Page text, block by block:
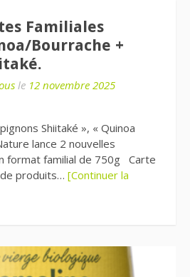
Familiales
Bourrache +
le 12 novembre 2025
Shiitaké », « Quinoa
lance 2 nouvelles
format familial de 750g Carte
produits… [Continuer la